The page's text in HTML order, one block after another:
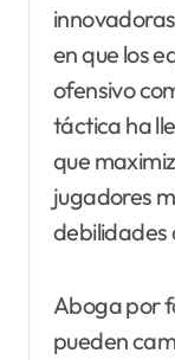
en que los
ofensivo
táctica ha
que
jugadores
debilidades
Aboga por
pueden